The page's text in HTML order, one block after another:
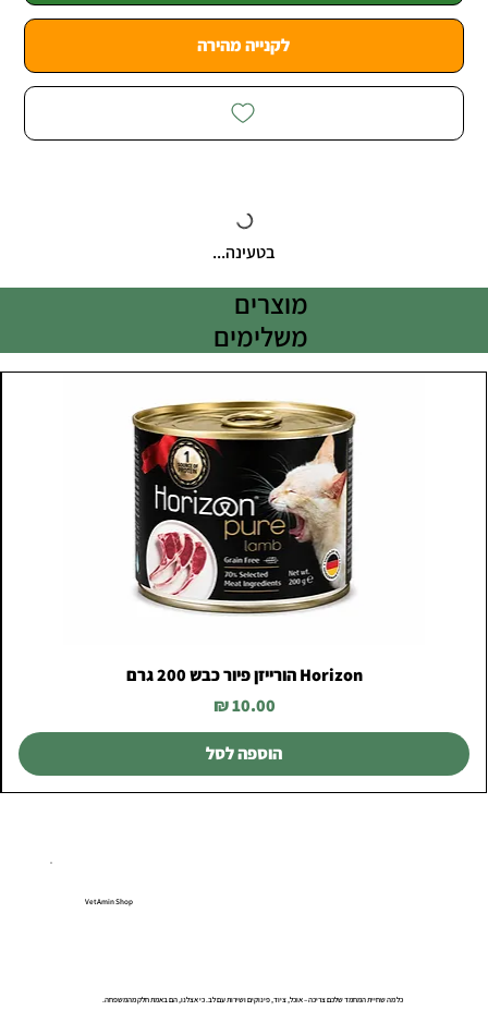
לקנייה מהירה
בטעינה...
מוצרים
משלימים
Horizon הורייזן פיור כבש 200 גרם
מחיר
הוספה לסל
VetAmin Shop
כל מה שחיית המחמד שלכם צריכה – אוכל, ציוד, פינוקים ושירות עם לב. כי אצלנו, הם באמת חלק מהמשפחה.